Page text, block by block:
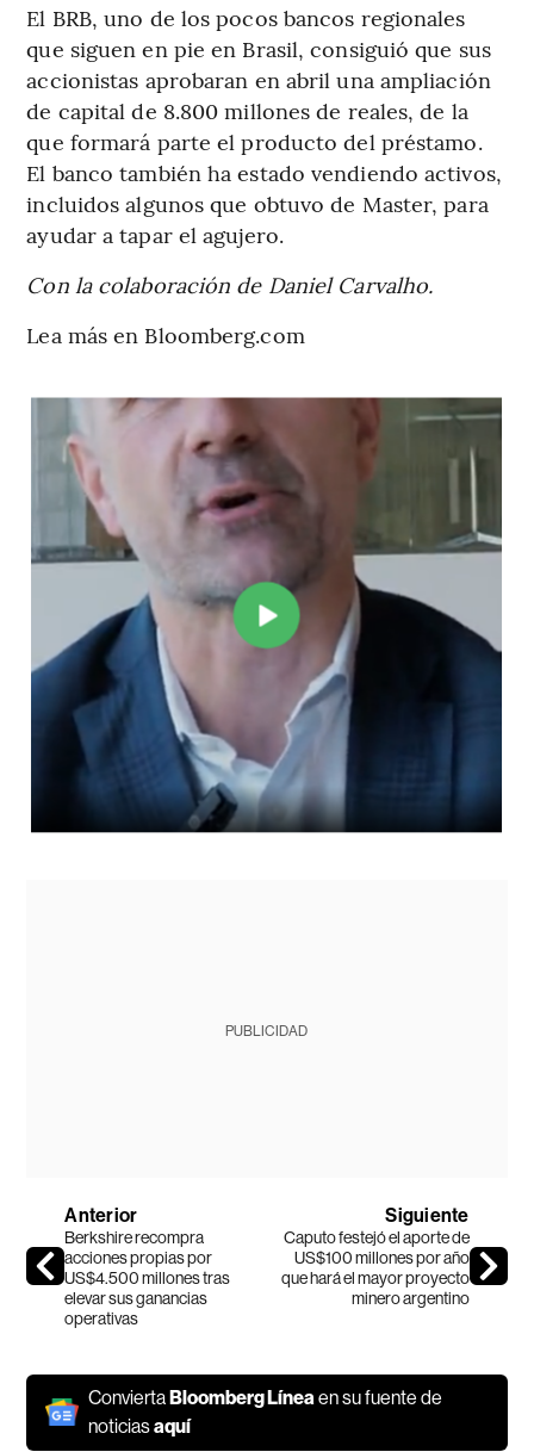
El BRB, uno de los pocos bancos regionales
que siguen en pie en Brasil, consiguió que sus
accionistas aprobaran en abril una ampliación
de capital de 8.800 millones de reales, de la
que formará parte el producto del préstamo.
El banco también ha estado vendiendo activos,
incluidos algunos que obtuvo de Master, para
ayudar a tapar el agujero.
Con la colaboración de Daniel Carvalho.
Lea más en Bloomberg.com
PUBLICIDAD
Anterior
Berkshire recompra
acciones propias por
US$4.500 millones tras
elevar sus ganancias
operativas
Siguiente
Caputo festejó el aporte de
US$100 millones por año
que hará el mayor proyecto
minero argentino
ConviertaBloomberg Línea en su fuente de
noticiasaquí